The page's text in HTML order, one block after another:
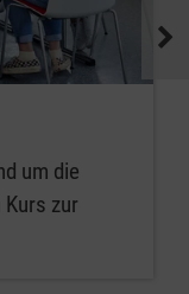
um die
zur